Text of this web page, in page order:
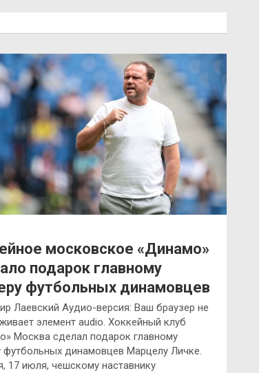
московское «Динамо»
подарок главному
футбольных динамовцев
Лаевский Аудио-версия: Ваш браузер не
элемент audio. Хоккейный клуб
Москва сделал подарок главному
футбольных динамовцев Марцелу Личке.
17 июля, чешскому наставнику